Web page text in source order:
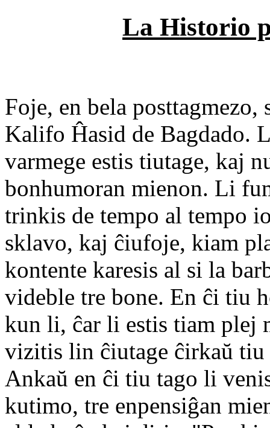
La Historio
Foje, en bela
Kalifo Ĥasid de Bagdado.
varmege estis tiutage, kaj
bonhumoran mienon. Li
trinkis de tempo al tempo
sklavo, kaj ĉiufoje, kiam
kontente karesis al si la
videble tre bone. En ĉi tiu
kun li, ĉar li estis tiam plej
vizitis lin ĉiutage ĉirkaŭ
Ankaŭ en ĉi tiu tago li
kutimo, tre enpensiĝan